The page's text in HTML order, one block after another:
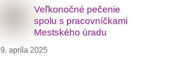
Veľkonočné pečenie
spolu s pracovníčkami
Mestského úradu
9. apríla 2025